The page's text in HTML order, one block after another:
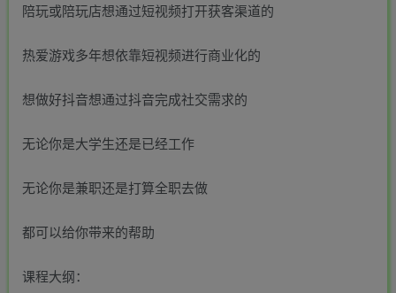
陪玩或陪玩店想通过短视频打开获客渠道的
热爱游戏多年想依靠短视频进行商业化的
想做好抖音想通过抖音完成社交需求的
无论你是大学生还是已经工作
无论你是兼职还是打算全职去做
都可以给你带来的帮助
课程大纲：